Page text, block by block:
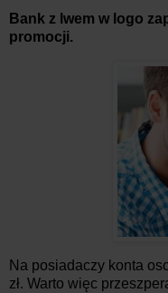
Bank z lwem w logo
promocji.
Na posiadaczy konta
zł. Warto więc